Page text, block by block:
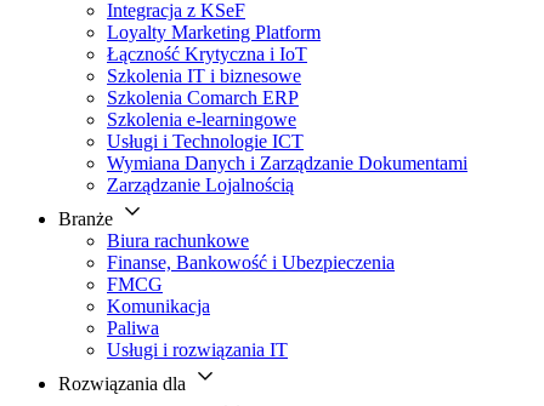
Integracja z KSeF
Loyalty Marketing Platform
Łączność Krytyczna i IoT
Szkolenia IT i biznesowe
Szkolenia Comarch ERP
Szkolenia e-learningowe
Usługi i Technologie ICT
Wymiana Danych i Zarządzanie Dokumentami
Zarządzanie Lojalnością
Branże
Biura rachunkowe
Finanse, Bankowość i Ubezpieczenia
FMCG
Komunikacja
Paliwa
Usługi i rozwiązania IT
Rozwiązania dla